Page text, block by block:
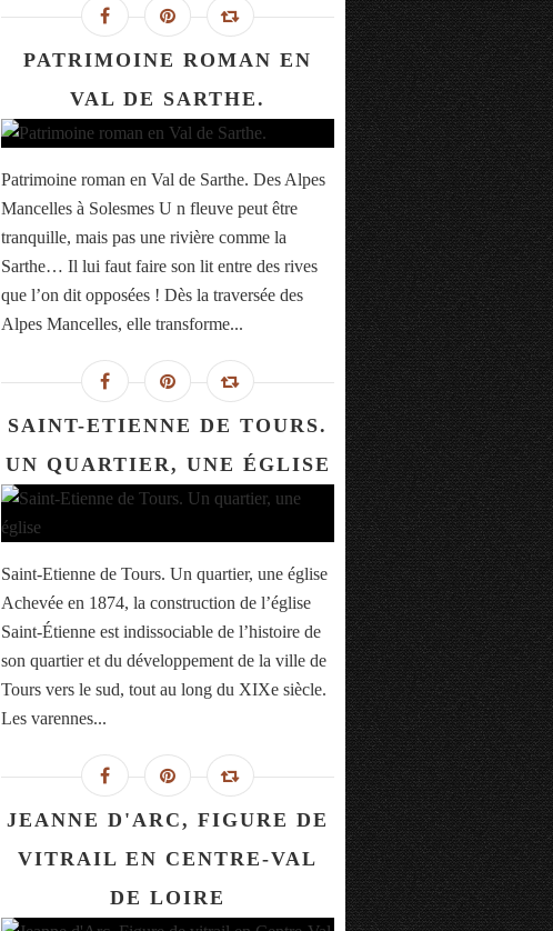
PATRIMOINE ROMAN EN
VAL DE SARTHE.
Patrimoine roman en Val de Sarthe. Des Alpes
Mancelles à Solesmes U n fleuve peut être
tranquille, mais pas une rivière comme la
Sarthe… Il lui faut faire son lit entre des rives
que l’on dit opposées ! Dès la traversée des
Alpes Mancelles, elle transforme...
SAINT-ETIENNE DE TOURS.
UN QUARTIER, UNE ÉGLISE
Saint-Etienne de Tours. Un quartier, une église
Achevée en 1874, la construction de l’église
Saint-Étienne est indissociable de l’histoire de
son quartier et du développement de la ville de
Tours vers le sud, tout au long du XIXe siècle.
Les varennes...
JEANNE D'ARC, FIGURE DE
VITRAIL EN CENTRE-VAL
DE LOIRE